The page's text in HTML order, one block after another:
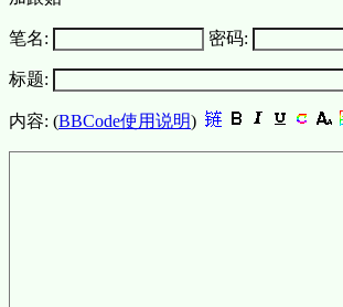
笔名: 密码:
标题:
内容: (BBCode使用说明)